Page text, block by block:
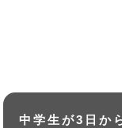
中学生が3日か